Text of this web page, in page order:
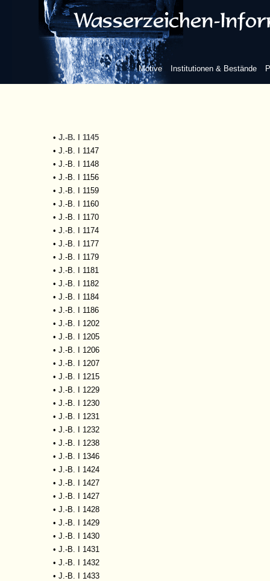
Motive Institutionen & Bestände
• J.-B. I 1052
•J.-B. I 1053
•J.-B. I 1054
•J.-B. I 1059
•J.-B. I 1062
•J.-B. I 1065
•J.-B. I 1067
• J.-B. I 1145
• J.-B. I 1147
• J.-B. I 1148
• J.-B. I 1156
• J.-B. I 1159
• J.-B. I 1160
• J.-B. I 1170
• J.-B. I 1174
• J.-B. I 1177
• J.-B. I 1179
• J.-B. I 1181
• J.-B. I 1182
• J.-B. I 1184
• J.-B. I 1186
• J.-B. I 1202
• J.-B. I 1205
• J.-B. I 1206
• J.-B. I 1207
• J.-B. I 1215
• J.-B. I 1229
• J.-B. I 1230
• J.-B. I 1231
• J.-B. I 1232
• J.-B. I 1238
• J.-B. I 1346
• J.-B. I 1424
• J.-B. I 1427
• J.-B. I 1427
• J.-B. I 1428
• J.-B. I 1429
• J.-B. I 1430
• J.-B. I 1431
• J.-B. I 1432
• J.-B. I 1433